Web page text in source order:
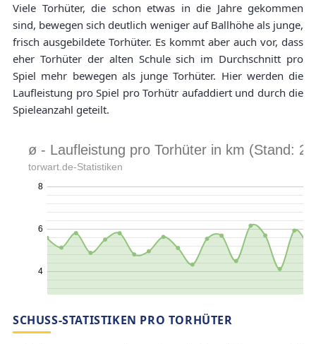
Viele Torhüter, die schon etwas in die Jahre gekommen
sind, bewegen sich deutlich weniger auf Ballhöhe als junge,
frisch ausgebildete Torhüter. Es kommt aber auch vor, dass
eher Torhüter der alten Schule sich im Durchschnitt pro
Spiel mehr bewegen als junge Torhüter. Hier werden die
Laufleistung pro Spiel pro Torhütr aufaddiert und durch die
Spieleanzahl geteilt.
SCHUSS-STATISTIKEN PRO TORHÜTER